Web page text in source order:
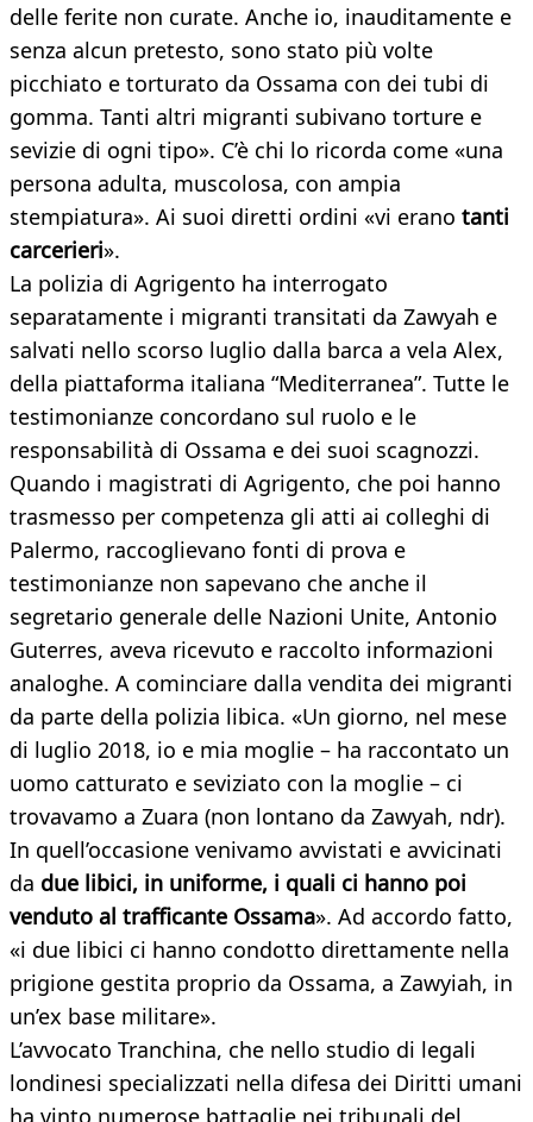
delle ferite non curate. Anche io, inauditamente e
senza alcun pretesto, sono stato più volte
picchiato e torturato da Ossama con dei tubi di
gomma. Tanti altri migranti subivano torture e
sevizie di ogni tipo». C’è chi lo ricorda come «una
persona adulta, muscolosa, con ampia
stempiatura». Ai suoi diretti ordini «vi erano tanti
carcerieri».
La polizia di Agrigento ha interrogato
separatamente i migranti transitati da Zawyah e
salvati nello scorso luglio dalla barca a vela Alex,
della piattaforma italiana “Mediterranea”. Tutte le
testimonianze concordano sul ruolo e le
responsabilità di Ossama e dei suoi scagnozzi.
Quando i magistrati di Agrigento, che poi hanno
trasmesso per competenza gli atti ai colleghi di
Palermo, raccoglievano fonti di prova e
testimonianze non sapevano che anche il
segretario generale delle Nazioni Unite, Antonio
Guterres, aveva ricevuto e raccolto informazioni
analoghe. A cominciare dalla vendita dei migranti
da parte della polizia libica. «Un giorno, nel mese
di luglio 2018, io e mia moglie – ha raccontato un
uomo catturato e seviziato con la moglie – ci
trovavamo a Zuara (non lontano da Zawyah, ndr).
In quell’occasione venivamo avvistati e avvicinati
da due libici, in uniforme, i quali ci hanno poi
venduto al trafficante Ossama». Ad accordo fatto,
«i due libici ci hanno condotto direttamente nella
prigione gestita proprio da Ossama, a Zawyiah, in
un’ex base militare».
L’avvocato Tranchina, che nello studio di legali
londinesi specializzati nella difesa dei Diritti umani
ha vinto numerose battaglie nei tribunali del